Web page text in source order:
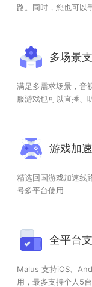
路。同时，您也可以
多场景
满足多需求场景，音
服游戏也可以直播、
游戏加速
精选回国游戏加速线
号多平台使用
全平台
Malus 支持iOS、
用，最多支持个人5